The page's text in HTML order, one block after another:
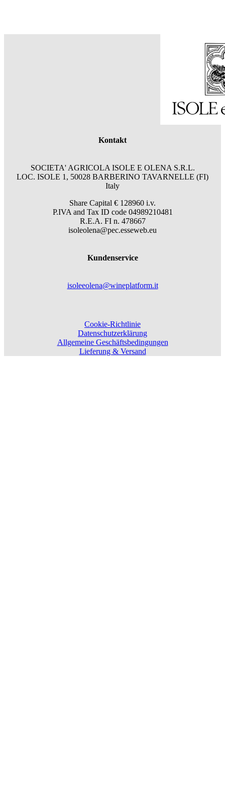
Kontakt
SOCIETA' AGRICOLA ISOLE E OLENA S.R.L.
LOC. ISOLE 1, 50028 BARBERINO TAVARNELLE (FI)
Italy
Share Capital € 128960 i.v.
P.IVA and Tax ID code 04989210481
R.E.A. FI n. 478667
isoleolena@pec.esseweb.eu
Kundenservice
isoleeolena@wineplatform.it
Cookie-Richtlinie
Datenschutzerklärung
Allgemeine Geschäftsbedingungen
Lieferung & Versand